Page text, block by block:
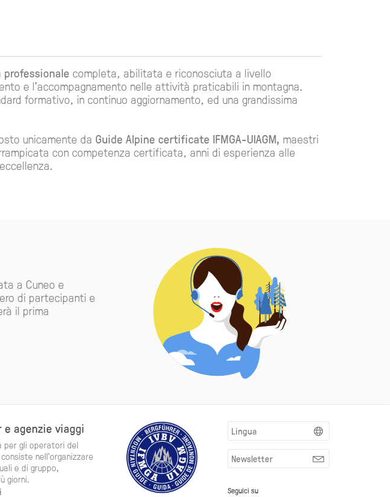
completa, abilitata e riconosciuta a livello
e l'accompagnamento nelle attività praticabili in montagna.
formativo, in continuo aggiornamento, ed una grandissima
unicamente da Guide Alpine certificate IFMGA-UIAGM, maestri
con competenza certificata, anni di esperienza alle
a Cuneo e
di partecipanti e
il prima
e agenzie viaggi
gli operatori del
nell'organizzare
e di gruppo,
giorni.
Lingua
Newsletter
Seguici su